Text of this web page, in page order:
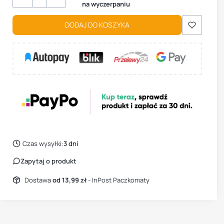
na wyczerpaniu
DODAJ DO KOSZYKA
Czas wysyłki:3 dni
Zapytaj o produkt
Dostawaod 13,99 zł- InPost Paczkomaty